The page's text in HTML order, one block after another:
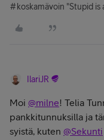
#koskamävoin "Stupid is
IlariJR
Moi @milne! Telia
pankkitunnuksilla ja
syistä, kuten @Sekunti